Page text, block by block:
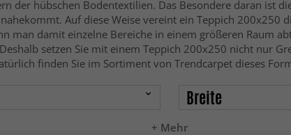
der hübschen Bodentextilien. Das Besondere daran ist
Auf diese Weise vereint ein Teppich 200x250
man damit einzelne Bereiche in einem größeren Raum
setzen Sie mit einem Teppich 200x250 nicht nur
finden Sie im Sortiment von Trendcarpet dieses
+ Mehr
Breite